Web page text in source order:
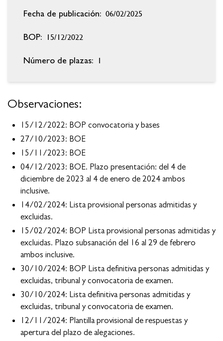
Fecha de publicación: 06/02/2025
BOP: 15/12/2022
Número de plazas: 1
Observaciones:
15/12/2022: BOP convocatoria y bases
27/10/2023: BOE
15/11/2023: BOE
04/12/2023: BOE. Plazo presentación: del 4 de
diciembre de 2023 al 4 de enero de 2024 ambos
inclusive.
14/02/2024: Lista provisional personas admitidas y
excluidas.
15/02/2024: BOP Lista provisional personas admitidas y
excluidas. Plazo subsanación del 16 al 29 de febrero
ambos inclusive.
30/10/2024: BOP Lista definitiva personas admitidas y
excluidas, tribunal y convocatoria de examen.
30/10/2024: Lista definitiva personas admitidas y
excluidas, tribunal y convocatoria de examen.
12/11/2024: Plantilla provisional de respuestas y
apertura del plazo de alegaciones.